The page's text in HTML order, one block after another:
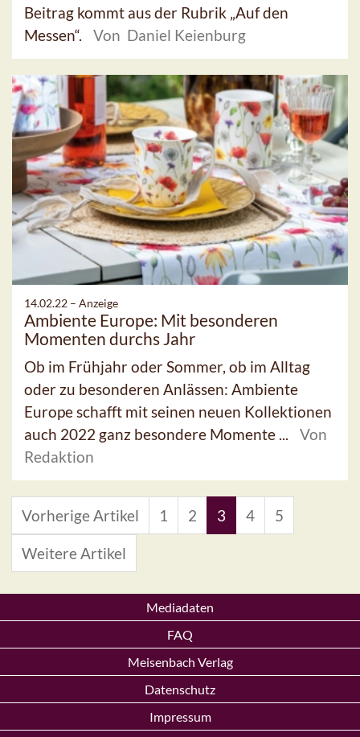
Beitrag kommt aus der Rubrik „Auf den
Messen“.
Von Daniel Keienburg
14.02.22 – Anzeige
Ambiente Europe: Mit besonderen
Momenten durchs Jahr
Ob im Frühjahr oder Sommer, ob im Alltag
oder zu besonderen Anlässen: Ambiente
Europe schafft mit seinen neuen Kollektionen
auch 2022 ganz besondere Momente ...
Von
Redaktion
Vorherige Artikel 1 2 3 4 5
Weitere Artikel
Mediadaten
FAQ
Meisenbach Verlag
Datenschutz
Impressum